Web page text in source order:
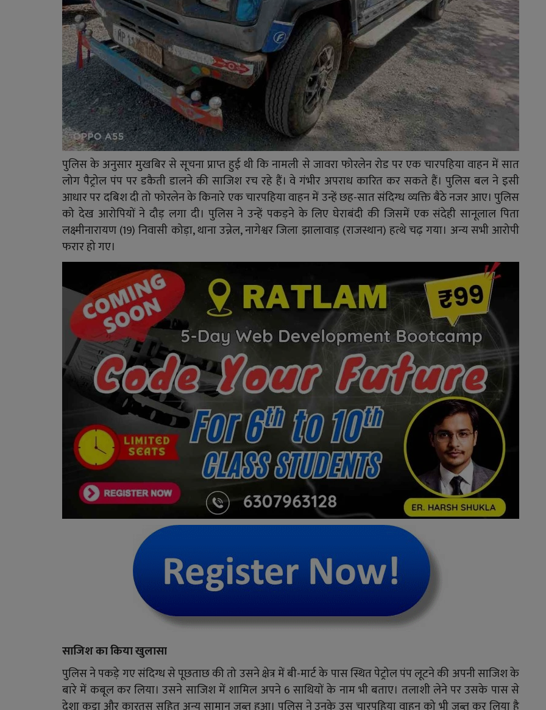
पुलिस के अनुसार मुखबिर से सूचना प्राप्त हुई थी कि नामली से जावरा फोरलेन रोड पर एक चारपहिया वाहन में सात
लोग पैट्रोल पंप पर डकैती डालने की साजिश रच रहे हैं। वे गंभीर अपराध कारित कर सकते हैं। पुलिस बल ने इसी
आधार पर दबिश दी तो फोरलेन के किनारे एक चारपहिया वाहन में उन्हें छह-सात संदिग्ध व्यक्ति बैठे नजर आए। पुलिस
को देख आरोपियों ने दौड़ लगा दी। पुलिस ने उन्हें पकड़ने के लिए घेराबंदी की जिसमें एक संदेही सानूलाल पिता
लक्ष्मीनारायण (19) निवासी कोड़ा, थाना उन्नेल, नागेश्वर जिला झालावाड़ (राजस्थान) हत्थे चढ़ गया। अन्य सभी आरोपी
फरार हो गए।
साजिश का किया खुलासा
पुलिस ने पकड़े गए संदिग्ध से पूछताछ की तो उसने क्षेत्र में बी-मार्ट के पास स्थित पेट्रोल पंप लूटने की अपनी साजिश के
बारे में कबूल कर लिया। उसने साजिश में शामिल अपने 6 साथियों के नाम भी बताए। तलाशी लेने पर उसके पास से